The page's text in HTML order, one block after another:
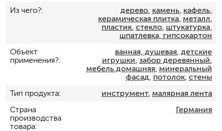
Из чего?
дерево, камень, кафель,
керамическая плитка, металл
пластик, стекло, штукатурка,
шпатлевка, гипсокартон
Объект
применения?
ванная, душевая детские
игрушки забор деревянный
мебель домашняя минеральный
фасад потолок, стены
Тип продукта
инструмент, малярная лента
Страна
производства
товара
Германия